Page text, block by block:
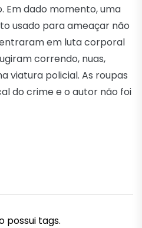
Em dado momento, uma
usado para ameaçar não
em luta corporal
correndo, nuas,
viatura policial. As roupas
do crime e o autor não foi
possui tags.